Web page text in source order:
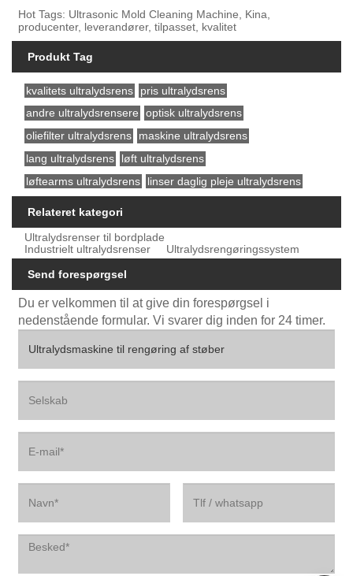
Hot Tags: Ultrasonic Mold Cleaning Machine, Kina,
producenter, leverandører, tilpasset, kvalitet
Produkt Tag
kvalitets ultralydsrens
pris ultralydsrens
andre ultralydsrensere
optisk ultralydsrens
oliefilter ultralydsrens
maskine ultralydsrens
lang ultralydsrens
løft ultralydsrens
løftearms ultralydsrens
linser daglig pleje ultralydsrens
Relateret kategori
Ultralydsrenser til bordplade
Industrielt ultralydsrenser
Ultralydsrengøringssystem
Send forespørgsel
Du er velkommen til at give din forespørgsel i
nedenstående formular. Vi svarer dig inden for 24 timer.